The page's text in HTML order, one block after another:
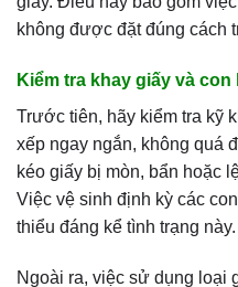
không được đặt đúng cách
Kiểm tra khay giấy và con
Trước tiên, hãy kiểm tra kỹ
xếp ngay ngắn, không quá
kéo giấy bị mòn, bẩn hoặc
Việc vệ sinh định kỳ các
thiểu đáng kể tình trạng này.
Ngoài ra, việc sử dụng loại